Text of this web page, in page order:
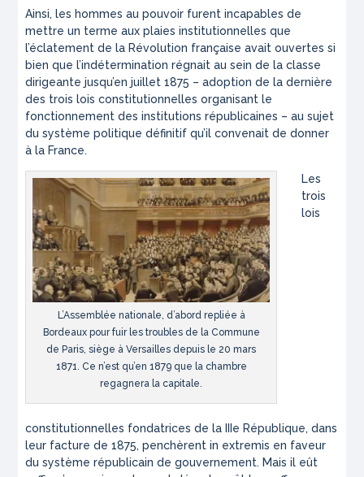
Ainsi, les hommes au pouvoir furent incapables de
mettre un terme aux plaies institutionnelles que
l’éclatement de la Révolution française avait ouvertes si
bien que l’indétermination régnait au sein de la classe
dirigeante jusqu’en juillet 1875 – adoption de la dernière
des trois lois constitutionnelles organisant le
fonctionnement des institutions républicaines – au sujet
du système politique définitif qu’il convenait de donner
à la France.
L’Assemblée nationale, d’abord repliée à
Bordeaux pour fuir les troubles de la Commune
de Paris, siège à Versailles depuis le 20 mars
1871. Ce n’est qu’en 1879 que la chambre
regagnera la capitale.
Les
trois
lois
constitutionnelles fondatrices de la IIIe République, dans
leur facture de 1875, penchèrentin extremis en faveur
du système républicain de gouvernement. Mais il eût